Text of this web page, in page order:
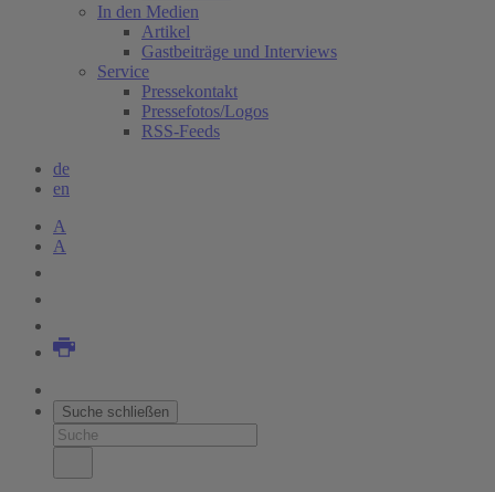
In den Medien
Artikel
Gastbeiträge und Interviews
Service
Pressekontakt
Pressefotos/Logos
RSS-Feeds
de
en
A
A
Suche schließen